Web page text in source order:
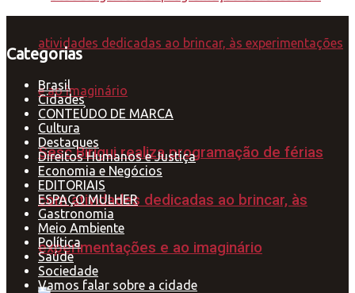
Sesc Birigui realiza programação de férias
com atividades dedicadas ao brincar, às
experimentações e ao imaginário
Categorias
Brasil
Cidades
CONTEÚDO DE MARCA
Cultura
Destaques
Direitos Humanos e Justiça
Economia e Negócios
EDITORIAIS
ESPAÇO MULHER
Gastronomia
Meio Ambiente
Política
Saúde
Sociedade
Vamos falar sobre a cidade